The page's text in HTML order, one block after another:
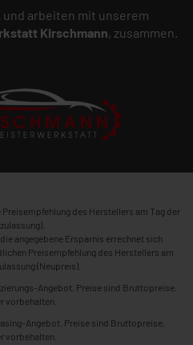
und arbeiten mit unserem
Kirschmann, zusammen.
des Herstellers am Tag der
angegebene Ersparnis errechnet sich
Preisempfehlung des Herstellers am
(Neupreis).
Angebot. Preise sind Bruttopreise.
vorbehalten.
Angebot. Preise sind Bruttopreise.
vorbehalten.